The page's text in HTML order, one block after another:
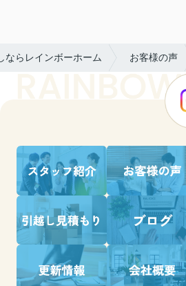
ならレインボーホーム お客様の声